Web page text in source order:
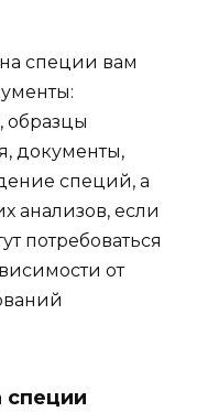
специи вам
образцы
документы,
специй, а
анализов, если
потребоваться
от
специи